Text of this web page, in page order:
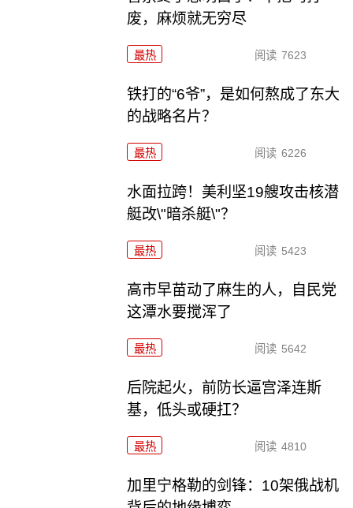
废，麻烦就无穷尽
最热 阅读 7623
铁打的“6爷”，是如何熬成了东大
的战略名片？
最热 阅读 6226
水面拉跨！美利坚19艘攻击核潜
艇改\"暗杀艇\"？
最热 阅读 5423
高市早苗动了麻生的人，自民党
这潭水要搅浑了
最热 阅读 5642
后院起火，前防长逼宫泽连斯
基，低头或硬扛？
最热 阅读 4810
加里宁格勒的剑锋：10架俄战机